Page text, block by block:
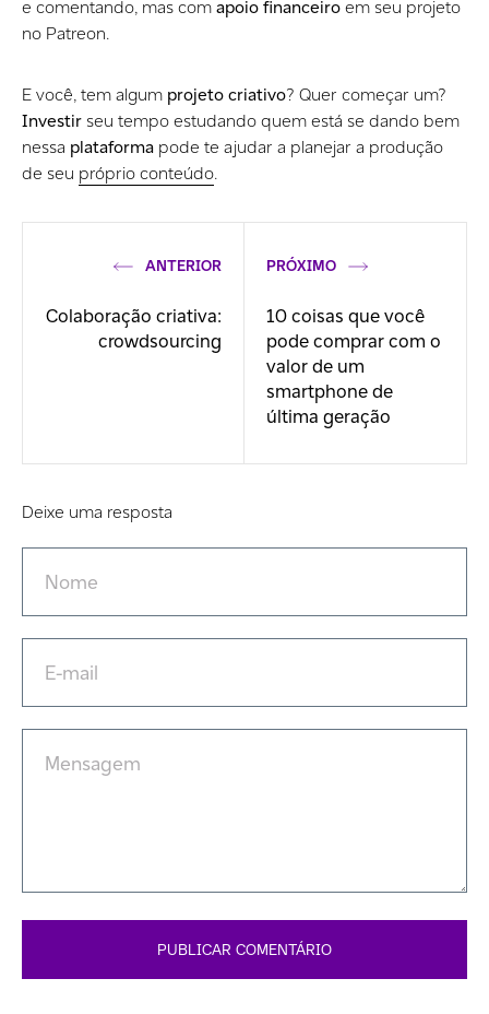
e comentando, mas comapoio financeiroem seu projeto
no Patreon.
E você, tem algum projeto criativo? Quer começar um?
Investir seu tempo estudando quem está se dando bem
nessa plataforma pode te ajudar a planejar a produção
de seu próprio conteúdo.
ANTERIOR
Colaboração criativa:
crowdsourcing
PRÓXIMO
10 coisas que você
pode comprar com o
valor de um
smartphone de
última geração
Deixe uma resposta